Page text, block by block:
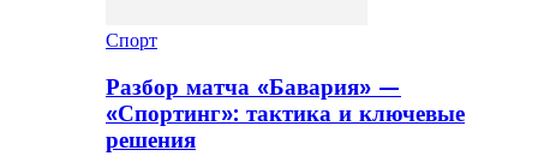
Спорт
Разбор матча «Бавария» —
«Спортинг»: тактика и ключевые
решения